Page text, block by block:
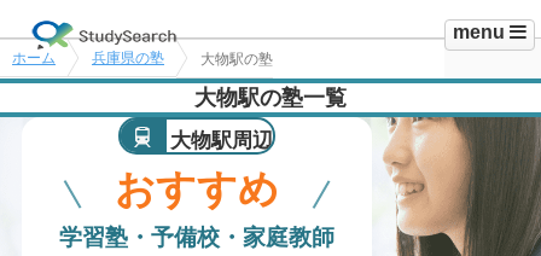
menu
ホーム 兵庫県の塾 大物駅の塾
大物駅の塾一覧
大物駅周辺
おすすめ
学習塾・予備校・家庭教師